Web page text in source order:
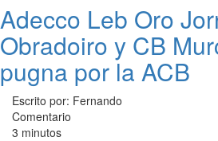
Adecco Leb Oro
Obradoiro y CB
pugna por la ACB
Escrito por: Fernando
Comentario
3 minutos